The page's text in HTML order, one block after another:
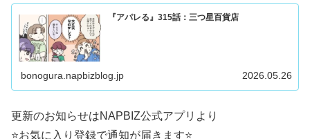
『アパレる』315話：三つ星百貨店
bonogura.napbizblog.jp 2026.05.26
更新のお知らせはNAPBIZ公式アプリより
⭐️お気に入り登録で通知が届きます⭐️